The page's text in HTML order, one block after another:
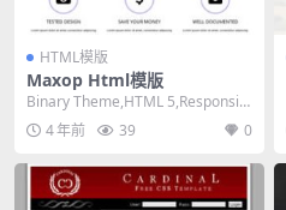
HTML模版
Maxop Html模版
Binary Theme,HTML 5,Responsiv
e, 3 Column...
4 年前 39 0